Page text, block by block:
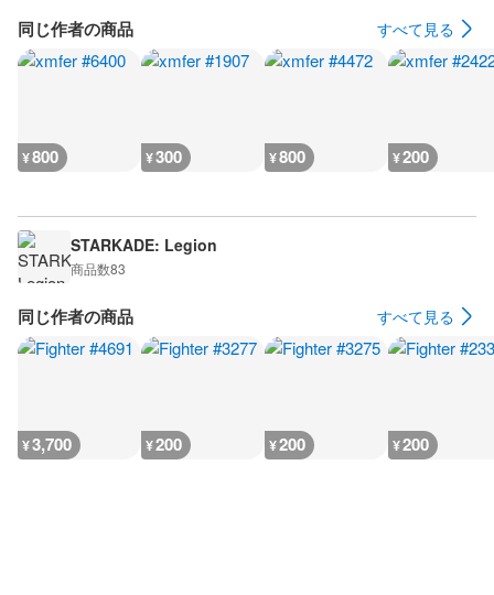
同じ作者の商品 すべて見る
¥800 ¥300 ¥800 ¥200
STARKADE: Legion
商品数83
同じ作者の商品 すべて見る
¥3,700 ¥200 ¥200 ¥200